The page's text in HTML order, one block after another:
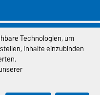
Technologien, um
Inhalte einzubinden